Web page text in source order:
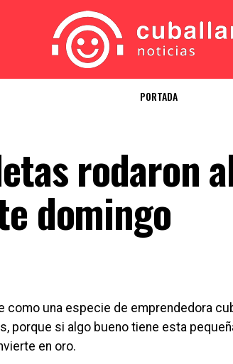
PORTADA
rodaron
domingo
como una especie de emprendedora
porque si algo bueno tiene esta
en oro.